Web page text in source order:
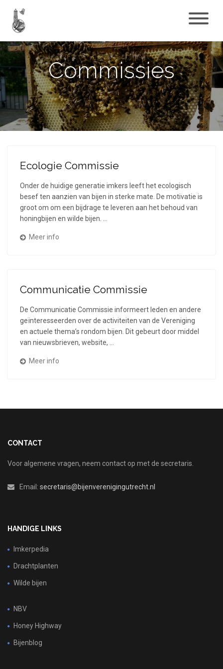
Commissies
Ecologie Commissie
Onder de huidige generatie imkers leeft het ecologisch
besef ten aanzien van bijen in sterke mate. De motivatie is
groot om om een bijdrage te leveren aan het behoud van
honingbijen en wilde bijen. …
Meer info
Communicatie Commissie
De Communicatie Commissie informeert leden en andere
geïnteresseerden over de activiteiten van de Vereniging
en actuele thema’s rondom bijen. Dit gebeurt door middel
van nieuwsbrieven, website, …
Meer info
CONTACT
Voor algemene vragen, neem contact op met de secretaris.
Email: secretaris@bijenverenigingutrecht.nl
HANDIGE LINKS
Imkerpedia
Drachtplanten
Wilde bijen
NBV
Honey Highway
Bijenblog